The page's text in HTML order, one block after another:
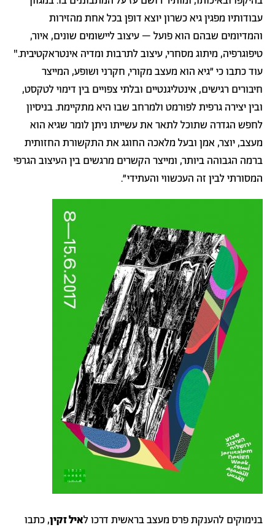
עבודותיו מפגין גיא כשרון יוצא דופן בכל אחת מהזירות
והמדיומים שבהם הוא פועל – עיצוב ליישומים שונים, איור,
טיפוגרפיה, מיתוג מסחרי, עיצוב לתרבות ומדיה אינטראקטיבית."
עוד כתבו כי״גיא הוא מעצב מקורי, חקרני ושופע, המייצר
חיבורים רגישים, אינטליגנטיים ובלתי צפויים בין דימוי לטקסט,
ובין יצירה גרפית לפורמט ולמרחב שבו היא מתקיימת. בניסיון
לחפש הגדרה שתוכל לתאר את עשייתו ניתן לומר שגיא הוא
מעצב, יוצר, אמן ובעל מלאכה החוגג את התקשורת החזותית
ברמה הגבוהה ביותר, ומייצר הקשרים מרגשים בין העיצוב הגרפי
המסורתי לבין זה העכשווי והעתידי״.
בנימוקים להענקת פרס מעצב בראשית דרכו לאיל זקין, כתבו